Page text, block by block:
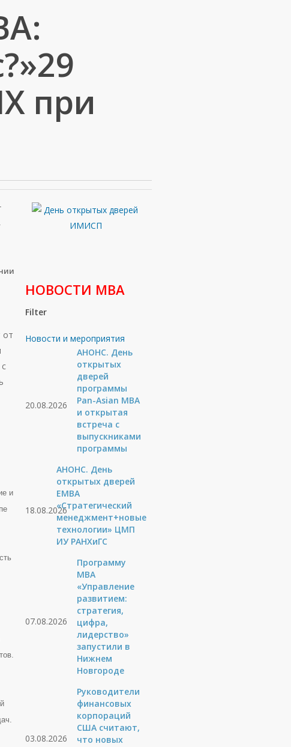
при
от
и
НОВОСТИ МВА
Filter
Новости и мероприятия
20.08.2026
АНОНС. День
открытых
дверей
программы
Pan-Asian MBA
и открытая
встреча с
выпускниками
программы
18.08.2026
АНОНС. День
открытых дверей
ЕМВА
«Стратегический
менеджмент+новые
технологии» ЦМП
ИУ РАНХиГС
07.08.2026
Программу
MBA
«Управление
развитием:
стратегия,
цифра,
лидерство»
запустили в
Нижнем
Новгороде
03.08.2026
Руководители
финансовых
корпораций
США считают,
что новых